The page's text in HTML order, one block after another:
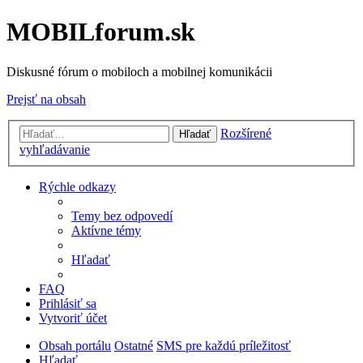
MOBILforum.sk
Diskusné fórum o mobiloch a mobilnej komunikácii
Prejsť na obsah
Hľadať
Rozšírené
vyhľadávanie
Rýchle odkazy
Temy bez odpovedí
Aktívne témy
Hľadať
FAQ
Prihlásiť sa
Vytvoriť účet
Obsah portálu Ostatné SMS pre každú príležitosť